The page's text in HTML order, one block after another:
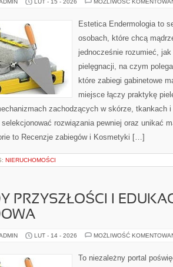
LUT - 15 - 2026 MOŻLIWOŚĆ
Estetica Endermologia to
osobach, które chcą
jednocześnie rozumieć, jak
pielęgnacji, na czym
które zabiegi gabinetowe
miejsce łączy praktykę
zachodzących w skórze, tkankach
rozwiązania pewniej oraz unikać
to Recenzje zabiegów i Kosmetyki […]
NIERUCHOMOŚCI
PRZYSZŁOŚCI I
LUT - 14 - 2026 MOŻLIWOŚĆ
To niezależny portal